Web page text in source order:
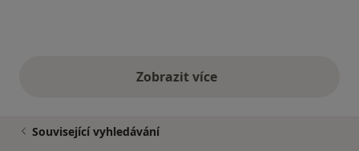
Zobrazit vícevýše uvedené názory
Související vyhledávání